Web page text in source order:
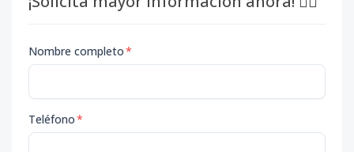
Nombre completo*
Teléfono*